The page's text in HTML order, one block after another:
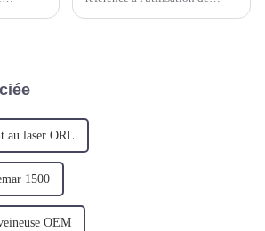
"tissus
au laser ORL
1500
OEM